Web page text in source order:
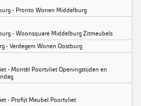
- Pronto Wonen Middelburg
- Woonsquare Middelburg Zitmeubels
- Verdegem Wonen Oostburg
- Montèl Poortvliet Openingstijden en
- Profijt Meubel Poortvliet